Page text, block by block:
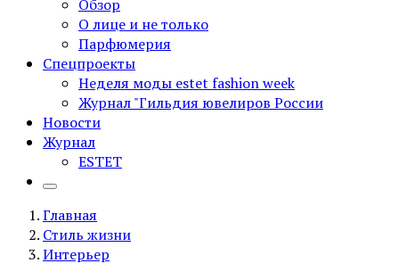
Обзор
О лице и не только
Парфюмерия
Спецпроекты
Неделя моды estet fashion week
Журнал "Гильдия ювелиров России
Новости
Журнал
ESTET
Главная
Стиль жизни
Интерьер